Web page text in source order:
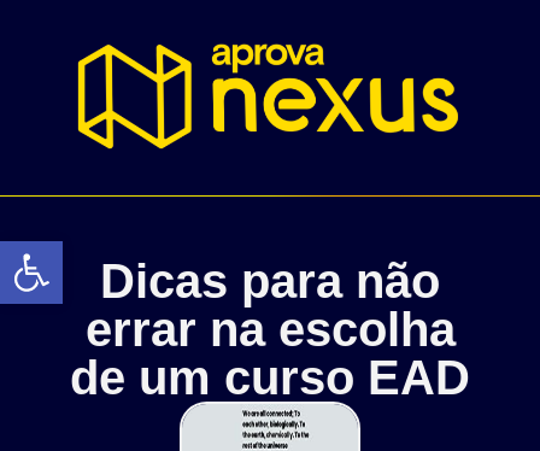
Abrir a barra de ferramentas
Dicas para não
errar na escolha
de um curso EAD